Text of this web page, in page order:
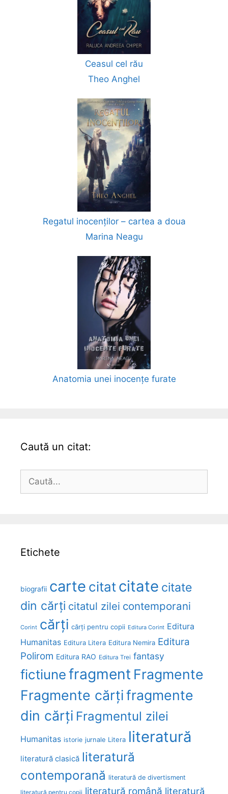
Ceasul cel rău
Theo Anghel
Regatul inocenților – cartea a doua
Marina Neagu
Anatomia unei inocențe furate
Caută un citat:
după:
Etichete
biografii carte citatcitate citate
din cărți citatul zilei contemporani
Corint cărți cărți pentru copii Editura Corint Editura
Humanitas Editura Litera Editura Nemira Editura
Polirom Editura RAO Editura Trei fantasy
fictiunefragment Fragmente
Fragmente cărțifragmente
din cărți Fragmentul zilei
Humanitas istorie jurnale Litera literatură
literatură clasică literatură
contemporană literatură de divertisment
literatură pentru copii literatură română literatură